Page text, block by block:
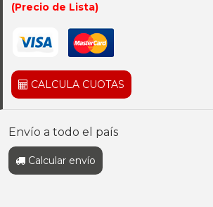
(Precio de Lista)
CALCULA CUOTAS
Envío a todo el país
Calcular envío